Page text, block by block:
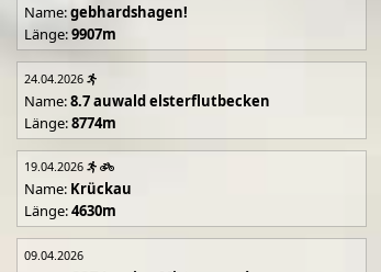
Name:gebhardshagen!
Länge:9907m
24.04.2026
Name:8.7 auwald elsterflutbecken
Länge:8774m
19.04.2026
Name: Krückau
Länge:4630m
09.04.2026